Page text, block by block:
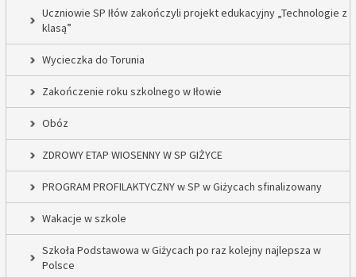
Uczniowie SP Iłów zakończyli projekt edukacyjny „Technologie z
klasą”
Wycieczka do Torunia
Zakończenie roku szkolnego w Iłowie
Obóz
ZDROWY ETAP WIOSENNY W SP GIŻYCE
PROGRAM PROFILAKTYCZNY w SP w Giżycach sfinalizowany
Wakacje w szkole
Szkoła Podstawowa w Giżycach po raz kolejny najlepsza w
Polsce